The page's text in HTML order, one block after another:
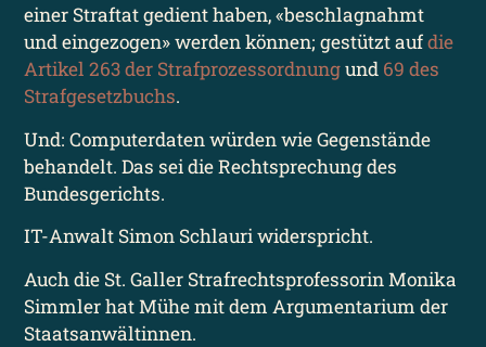
einer Straftat gedient haben, «beschlagnahmt
und eingezogen» werden können; gestützt aufdie
Artikel 263 der Strafprozess­ordnungund 69 des
Strafgesetz­buchs.
Und: Computerdaten würden wie Gegenstände
behandelt. Das sei die Recht­sprechung des
Bundesgerichts.
IT-Anwalt Simon Schlauri widerspricht.
Auch die St. Galler Strafrechts­professorin Monika
Simmler hat Mühe mit dem Argumentarium der
Staats­anwältinnen.